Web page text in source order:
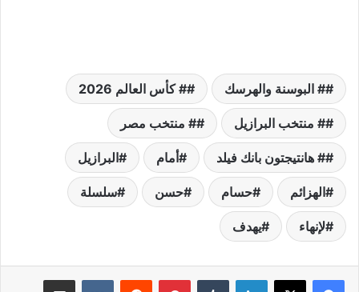
# البوسنة والهرسك # كأس العالم 2026
# منتخب البرازيل # منتخب مصر
# هانتيجتون بانك فيلد أمام البرازيل
الهزائم حسام حسن سلسلة
لإنهاء يهدف
لينكدإن بينتيريست مشاركة عبر البريد